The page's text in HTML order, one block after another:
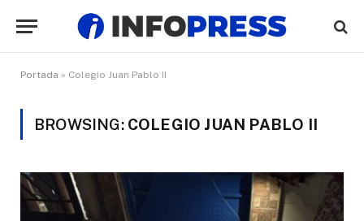
Portada » Colegio Juan Pablo II
BROWSING: COLEGIO JUAN PABLO II